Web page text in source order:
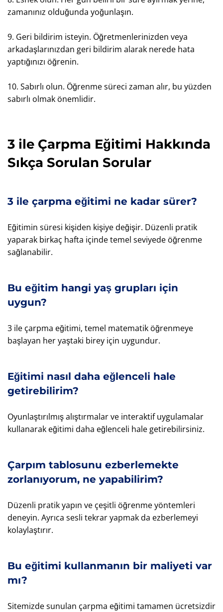
zamanınız olduğunda yoğunlaşın.
9. Geri bildirim isteyin. Öğretmenlerinizden veya
arkadaşlarınızdan geri bildirim alarak nerede hata
yaptığınızı öğrenin.
10. Sabırlı olun. Öğrenme süreci zaman alır, bu yüzden
sabırlı olmak önemlidir.
3 ile Çarpma Eğitimi Hakkında
Sıkça Sorulan Sorular
3 ile çarpma eğitimi ne kadar sürer?
Eğitimin süresi kişiden kişiye değişir. Düzenli pratik
yaparak birkaç hafta içinde temel seviyede öğrenme
sağlanabilir.
Bu eğitim hangi yaş grupları için
uygun?
3 ile çarpma eğitimi, temel matematik öğrenmeye
başlayan her yaştaki birey için uygundur.
Eğitimi nasıl daha eğlenceli hale
getirebilirim?
Oyunlaştırılmış alıştırmalar ve interaktif uygulamalar
kullanarak eğitimi daha eğlenceli hale getirebilirsiniz.
Çarpım tablosunu ezberlemekte
zorlanıyorum, ne yapabilirim?
Düzenli pratik yapın ve çeşitli öğrenme yöntemleri
deneyin. Ayrıca sesli tekrar yapmak da ezberlemeyi
kolaylaştırır.
Bu eğitimi kullanmanın bir maliyeti var
mı?
Sitemizde sunulan çarpma eğitimi tamamen ücretsizdir